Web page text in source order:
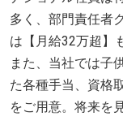
多く、部門責任者
は【月給32万超】
また、当社では子
た各種手当、資格
をご用意。将来を